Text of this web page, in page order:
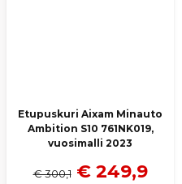
Etupuskuri Aixam Minauto
Ambition S10 761NK019,
vuosimalli 2023
€ 300,1 € 249,9